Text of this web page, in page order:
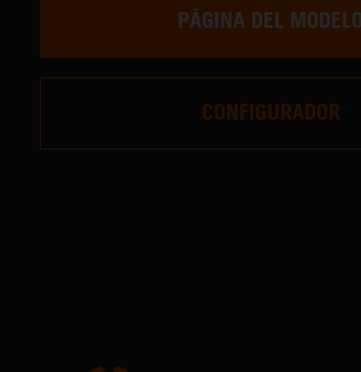
PÁGINA DEL MODELO
CONFIGURADOR